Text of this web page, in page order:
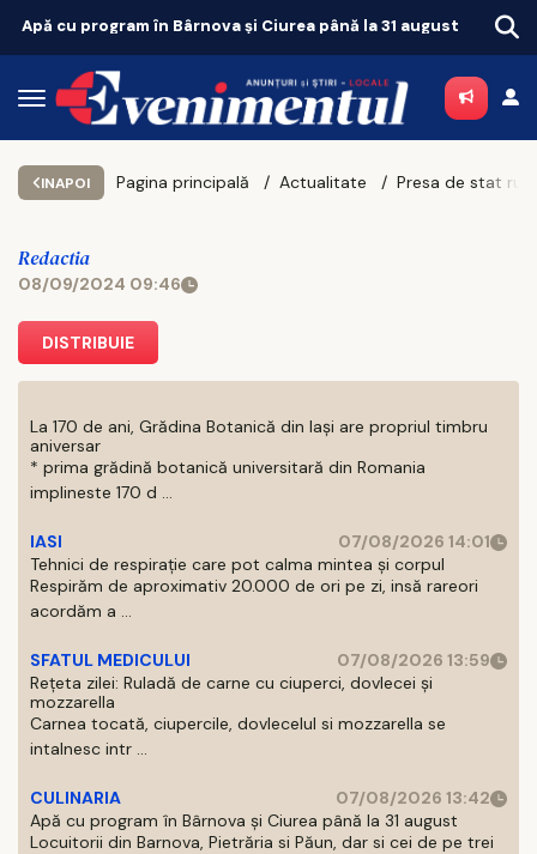
la 31 august
INAPOI Pagina principală Actualitate
Redactia
08/09/2024 09:46
DISTRIBUIE
La 170 de ani, Grădina Botanică din Iași are propriul timbru
aniversar
* prima grădină botanică universitară din Romania
implineste 170 d ...
IASI
07/08/2026 14:01
Tehnici de respirație care pot calma mintea și corpul
Respirăm de aproximativ 20.000 de ori pe zi, insă rareori
acordăm a ...
SFATUL MEDICULUI
07/08/2026 13:59
Rețeta zilei: Ruladă de carne cu ciuperci, dovlecei și
mozzarella
Carnea tocată, ciupercile, dovlecelul si mozzarella se
intalnesc intr ...
CULINARIA
07/08/2026 13:42
Apă cu program în Bârnova și Ciurea până la 31 august
Locuitorii din Barnova, Pietrăria si Păun, dar si cei de pe trei